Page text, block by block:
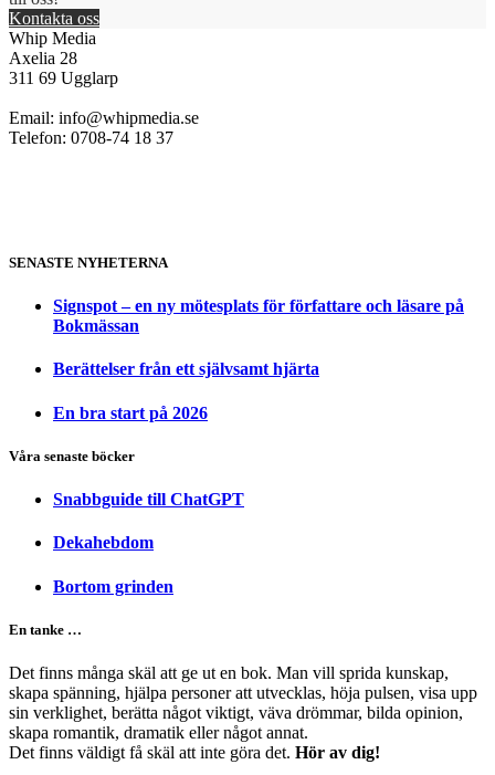
Kontakta oss
Whip Media
Axelia 28
311 69 Ugglarp
Email: info@whipmedia.se
Telefon: 0708-74 18 37
SENASTE NYHETERNA
Signspot – en ny mötesplats för författare och läsare på
Bokmässan
Berättelser från ett självsamt hjärta
En bra start på 2026
Våra senaste böcker
Snabbguide till ChatGPT
Dekahebdom
Bortom grinden
En tanke …
Det finns många skäl att ge ut en bok. Man vill sprida kunskap,
skapa spänning, hjälpa personer att utvecklas, höja pulsen, visa upp
sin verklighet, berätta något viktigt, väva drömmar, bilda opinion,
skapa romantik, dramatik eller något annat.
Det finns väldigt få skäl att inte göra det. Hör av dig!